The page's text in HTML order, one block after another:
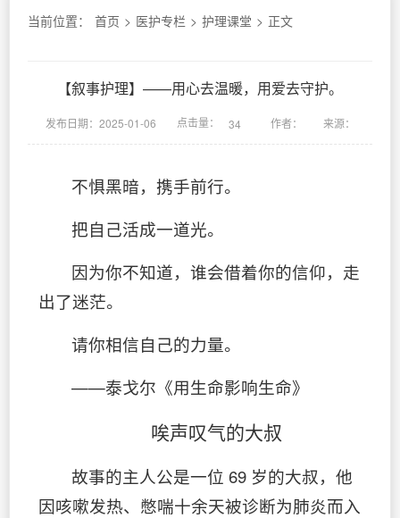
当前位置： 首页 > 医护专栏 > 护理课堂 > 正文
【叙事护理】——用心去温暖，用爱去守护。
发布日期：2025-01-06 点击量： 34 作者： 来源：
不惧黑暗，携手前行。
把自己活成一道光。
因为你不知道，谁会借着你的信仰，走
出了迷茫。
请你相信自己的力量。
——泰戈尔《用生命影响生命》
唉声叹气的大叔
故事的主人公是一位 69 岁的大叔，他
因咳嗽发热、憋喘十余天被诊断为肺炎而入